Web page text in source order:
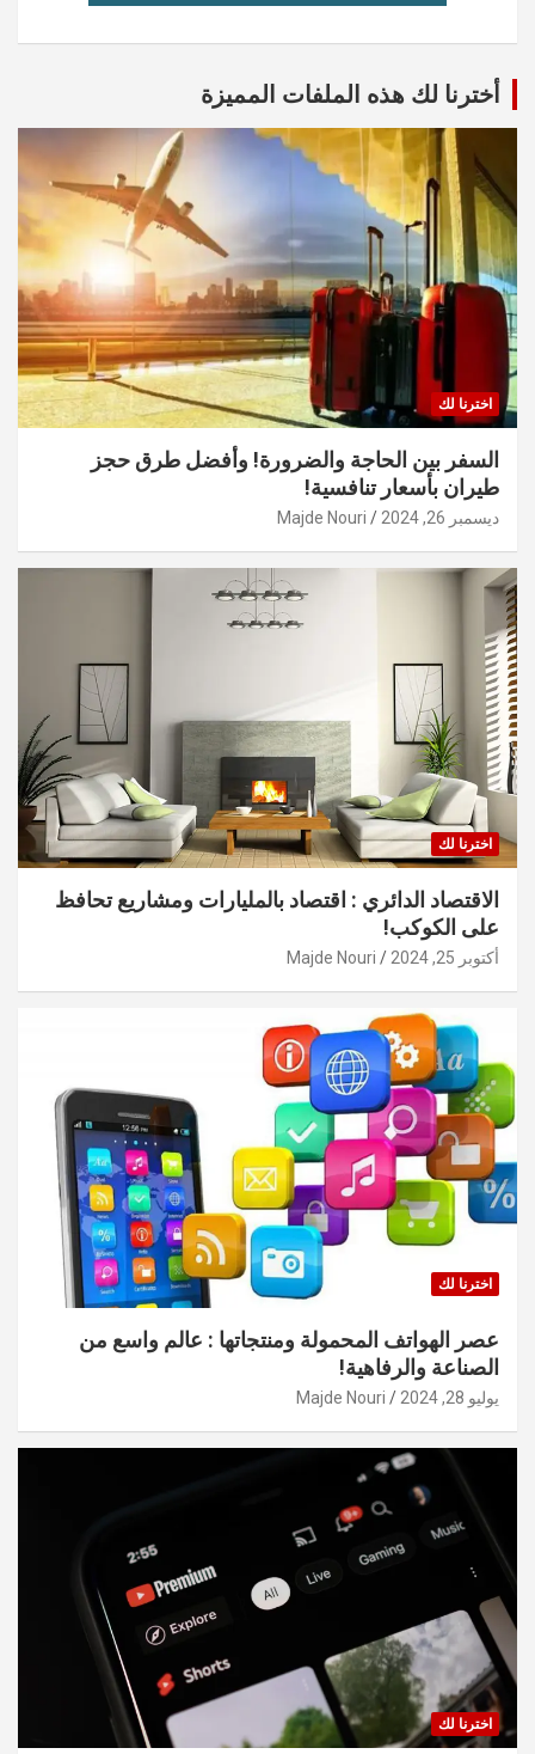
أخترنا لك هذه الملفات المميزة
اخترنا لك
السفر بين الحاجة والضرورة! وأفضل طرق حجز
طيران بأسعار تنافسية!
ديسمبر 26, 2024 Majde Nouri
اخترنا لك
الاقتصاد الدائري : اقتصاد بالمليارات ومشاريع تحافظ
على الكوكب!
أكتوبر 25, 2024 Majde Nouri
اخترنا لك
عصر الهواتف المحمولة ومنتجاتها : عالم واسع من
الصناعة والرفاهية!
يوليو 28, 2024 Majde Nouri
اخترنا لك